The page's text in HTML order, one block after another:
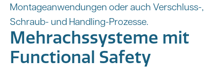
Montageanwendungen oder auch Verschluss-,
Schraub- und Handling-Prozesse.
Mehrachssysteme mit
Functional Safety